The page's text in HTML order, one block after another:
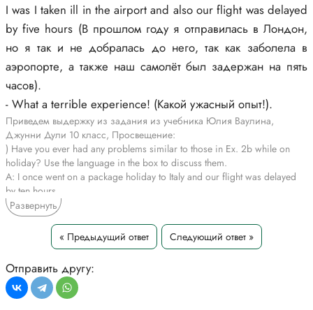
I was I taken ill in the airport and also our flight was delayed
by five hours (В прошлом году я отправилась в Лондон,
но я так и не добралась до него, так как заболела в
аэропорте, а также наш самолёт был задержан на пять
часов).
- What a terrible experience! (Какой ужасный опыт!).
Приведем выдержку из задания из учебника Юлия Ваулина,
Джунни Дули 10 класс, Просвещение:
) Have you ever had any problems similar to those in Ex. 2b while on
holiday? Use the language in the box to discuss them.
A: I once went on a package holiday to Italy and our flight was delayed
by ten hours.
B: Oh dear, that's awful!
Describing a bad experience
I/we once (went etc ...
You’ll never guess what happened (to me/us ...
Did you hear/Did I tell you what happened ...?
I/We had a(n) (really) awful/terrible experience ...
and then to make matters worse ...
Sympathising
Развернуть
« Предыдущий ответ Следующий ответ »
Отправить другу: